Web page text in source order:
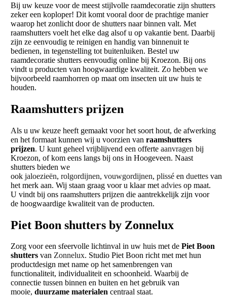
Bij uw keuze voor de meest stijlvolle raamdecoratie zijn shutters
zeker een koploper! Dit komt vooral door de prachtige manier
waarop het zonlicht door de shutters naar binnen valt. Met
raamshutters voelt het elke dag alsof u op vakantie bent. Daarbij
zijn ze eenvoudig te reinigen en handig van binnenuit te
bedienen, in tegenstelling tot buitenluiken. Bestel uw
raamdecoratie shutters eenvoudig online bij Kroezon. Bij ons
vindt u producten van hoogwaardige kwaliteit. Zo hebben we
bijvoorbeeld raamhorren op maat om insecten uit uw huis te
houden.
Raamshutters prijzen
Als u uw keuze heeft gemaakt voor het soort hout, de afwerking
en het formaat kunnen wij u voorzien van raamshutters
prijzen. U kunt geheel vrijblijvend een offerte aanvragen bij
Kroezon, of kom eens langs bij ons in Hoogeveen. Naast
shutters bieden we
ook jaloezieën, rolgordijnen, vouwgordijnen, plisséen duettesvan
het merk aan. Wij staan graag voor u klaar met adviesop maat.
U vindt bij ons raamshutters prijzen die aantrekkelijk zijn voor
de hoogwaardige kwaliteit van de producten.
Piet Boon shutters by Zonnelux
Zorg voor een sfeervolle lichtinval in uw huis met de Piet Boon
shuttersvan Zonnelux. Studio Piet Boon richt met met hun
productdesign met name op het samenbrengen van
functionaliteit, individualiteit en schoonheid. Waarbij de
connectie tussen binnen en buiten en het gebruik van
mooie, duurzame materialencentraal staat.